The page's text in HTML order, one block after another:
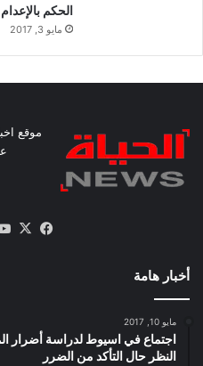
الحكم
مايو 3, 2017
موقع
X
أخبار هامة
مايو 10, 2017
اجتماع في اسيوط لدراسة أضرار
النظر حال التأكد من الضرر